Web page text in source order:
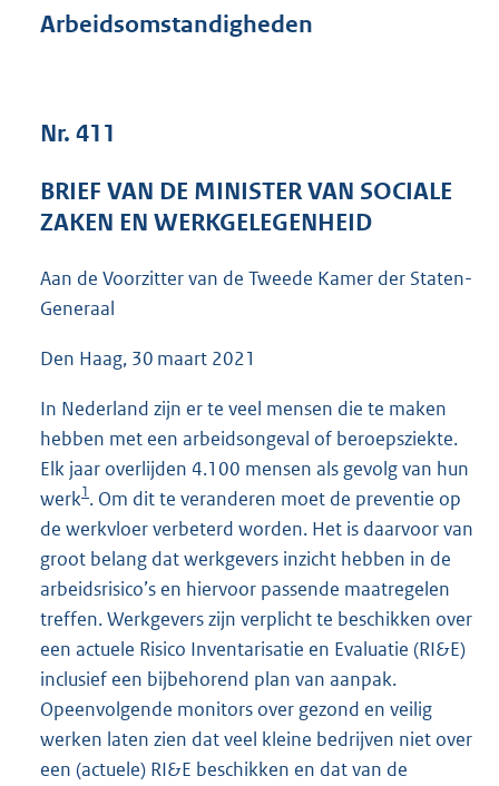
s
e
:
6
Arbeidsomstandigheden
Nr. 411
BRIEF VAN DE MINISTER VAN SOCIALE
ZAKEN EN WERKGELEGENHEID
Aan de Voorzitter van de Tweede Kamer der Staten-
Generaal
Den Haag, 30 maart 2021
In Nederland zijn er te veel mensen die te maken
hebben met een arbeidsongeval of beroepsziekte.
Elk jaar overlijden 4.100 mensen als gevolg van hun
werk1. Om dit te veranderen moet de preventie op
de werkvloer verbeterd worden. Het is daarvoor van
groot belang dat werkgevers inzicht hebben in de
arbeidsrisico’s en hiervoor passende maatregelen
treffen. Werkgevers zijn verplicht te beschikken over
een actuele Risico Inventarisatie en Evaluatie (RI&E)
inclusief een bijbehorend plan van aanpak.
Opeenvolgende monitors over gezond en veilig
werken laten zien dat veel kleine bedrijven niet over
een (actuele) RI&E beschikken en dat van de